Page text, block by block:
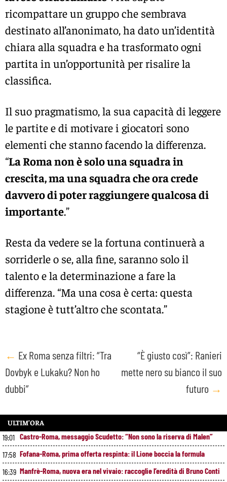
ricompattare un gruppo che sembrava
destinato all’anonimato, ha dato un’identità
chiara alla squadra e ha trasformato ogni
partita in un’opportunità per risalire la
classifica.
Il suo pragmatismo, la sua capacità di leggere
le partite e di motivare i giocatori sono
elementi che stanno facendo la differenza.
“La Roma non è solo una squadra in
crescita, ma una squadra che ora crede
davvero di poter raggiungere qualcosa di
importante.”
Resta da vedere se la fortuna continuerà a
sorriderle o se, alla fine, saranno solo il
talento e la determinazione a fare la
differenza. “Ma una cosa è certa: questa
stagione è tutt’altro che scontata.”
Post
navigation
← Ex Roma senza filtri: “Tra
Dovbyk e Lukaku? Non ho
dubbi”
“È giusto così”: Ranieri
mette nero su bianco il suo
futuro →
ULTIM’ORA
19:01 Castro-Roma, messaggio Scudetto: “Non sono la riserva di Malen”
17:58 Fofana-Roma, prima offerta respinta: il Lione boccia la formula
16:39 Manfrè-Roma, nuova era nel vivaio: raccoglie l’eredità di Bruno Conti